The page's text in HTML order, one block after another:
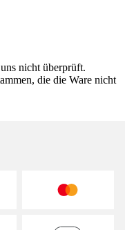
nicht überprüft.
die die Ware nicht